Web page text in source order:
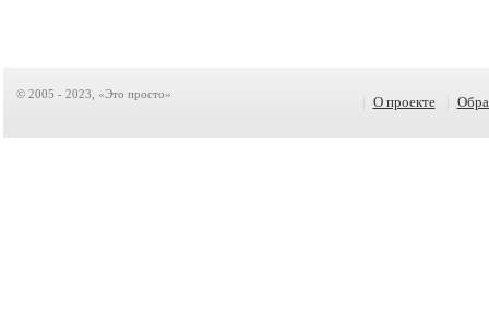
© 2005 - 2023, «Это просто» О проекте